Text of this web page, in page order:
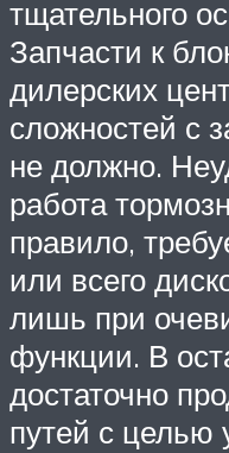
тщательного
Запчасти к
дилерских
сложностей с
не должно.
работа
правило,
или всего
лишь при
функции. В
достаточно
путей с целью